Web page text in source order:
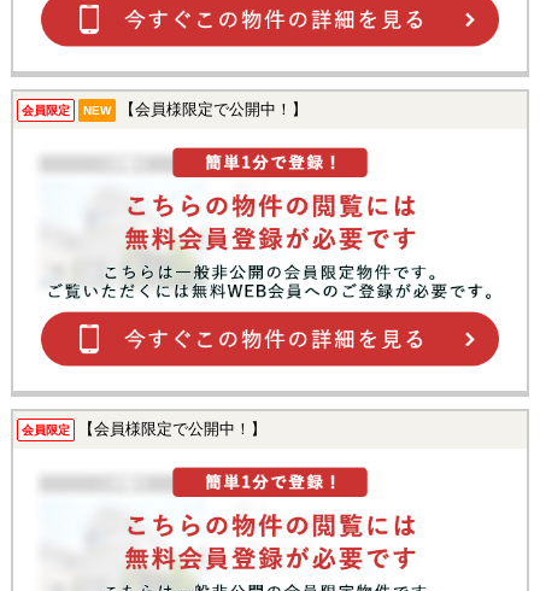
会員限定 NEW 【会員様限定で公開中！】
会員限定 【会員様限定で公開中！】